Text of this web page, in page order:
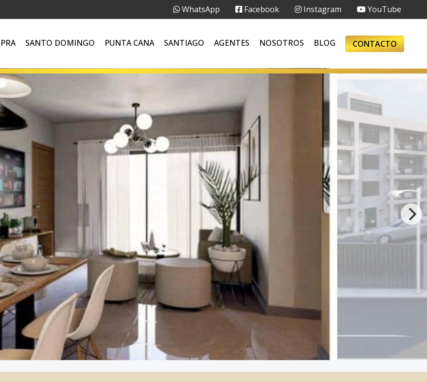
WhatsApp Facebook Instagram YouTube
SANTO DOMINGO PUNTA CANA SANTIAGO AGENTES NOSOTROS BLOG CONTACTO